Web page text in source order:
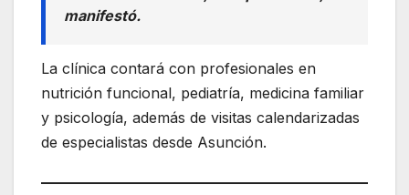
manifestó.
La clínica contará con profesionales en
nutrición funcional, pediatría, medicina familiar
y psicología, además de visitas calendarizadas
de especialistas desde Asunción.